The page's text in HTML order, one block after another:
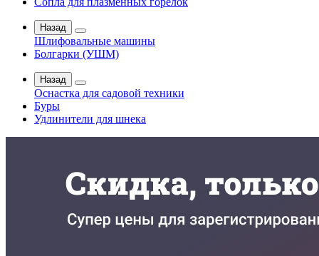
Назад
Шлифовальные машины
Болгарки (УШМ)
Назад
Оснастка для садовой техники
Буры
Удлинители для шнека